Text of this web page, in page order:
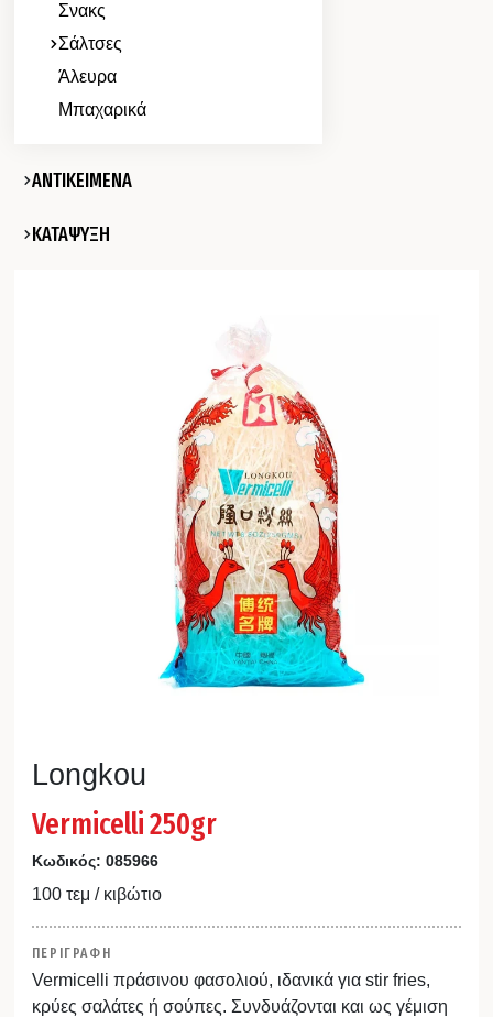
Σνακς
Σάλτσες
Άλευρα
Μπαχαρικά
ΑΝΤΙΚΕΙΜΕΝΑ
ΚΑΤΑΨΥΞΗ
Longkou
Vermicelli 250gr
Κωδικός: 085966
100 τεμ / κιβώτιο
ΠΕΡΙΓΡΑΦΗ
Vermicelli πράσινου φασολιού, ιδανικά για stir fries,
κρύες σαλάτες ή σούπες. Συνδυάζονται και ως γέμιση